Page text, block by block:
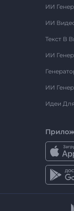
ИИ
ИИ
Текст В
ИИ
ИИ
Идеи